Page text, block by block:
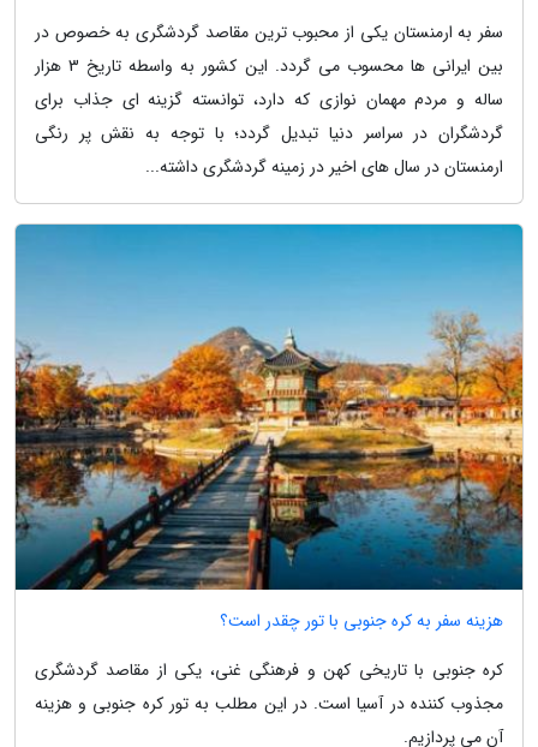
سفر به ارمنستان یکی از محبوب ترین مقاصد گردشگری به خصوص در
بین ایرانی ها محسوب می گردد. این کشور به واسطه تاریخ 3 هزار
ساله و مردم مهمان نوازی که دارد، توانسته گزینه ای جذاب برای
گردشگران در سراسر دنیا تبدیل گردد؛ با توجه به نقش پر رنگی
ارمنستان در سال های اخیر در زمینه گردشگری داشته...
هزینه سفر به کره جنوبی با تور چقدر است؟
کره جنوبی با تاریخی کهن و فرهنگی غنی، یکی از مقاصد گردشگری
مجذوب کننده در آسیا است. در این مطلب به تور کره جنوبی و هزینه
آن می پردازیم.